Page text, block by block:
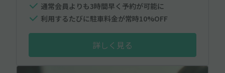
通常会員よりも3時間早く予約が可能に
利用するたびに駐車料金が常時10%OFF
詳しく見る